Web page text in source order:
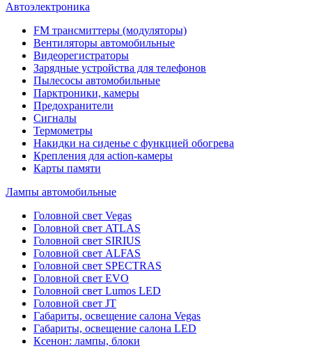
Автоэлектроника
FM трансмиттеры (модуляторы)
Вентиляторы автомобильные
Видеорегистраторы
Зарядные устройства для телефонов
Пылесосы автомобильные
Парктроники, камеры
Предохранители
Сигналы
Термометры
Накидки на сиденье с функцией обогрева
Крепления для action-камеры
Карты памяти
Лампы автомобильные
Головной свет Vegas
Головной свет ATLAS
Головной свет SIRIUS
Головной свет ALFAS
Головной свет SPECTRAS
Головной свет EVO
Головной свет Lumos LED
Головной свет JT
Габариты, освещение салона Vegas
Габариты, освещение салона LED
Ксенон: лампы, блоки